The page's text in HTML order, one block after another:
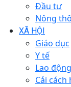
Đầu tư
Nông
XÃ HỘI
Giáo dục
Y tế
Lao
Cải cách